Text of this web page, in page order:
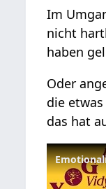
Im
nicht
haben
Oder
die
das hat